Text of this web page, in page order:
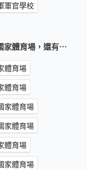
軍官學校
家體育場，還有⋯
體育場
體育場
家體育場
家體育場
體育場
家體育場